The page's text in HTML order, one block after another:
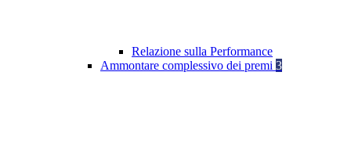
Relazione sulla Performance
Ammontare complessivo dei premi 3